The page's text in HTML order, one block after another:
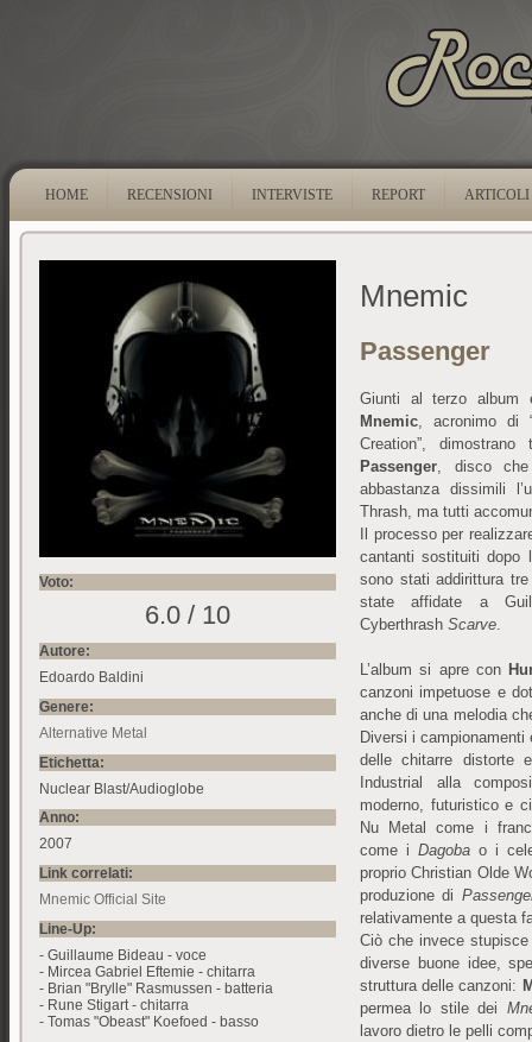
HOME RECENSIONI INTERVISTE REPORT ARTICOLI
Voto:
6.0 / 10
Autore:
Edoardo Baldini
Genere:
Alternative Metal
Etichetta:
Nuclear Blast/Audioglobe
Anno:
2007
Link correlati:
Mnemic Official Site
Line-Up:
- Guillaume Bideau - voce
- Mircea Gabriel Eftemie - chitarra
- Brian "Brylle" Rasmussen - batteria
- Rune Stigart - chitarra
- Tomas "Obeast" Koefoed - basso
Mnemic
Passenger
Giunti al terzo album
Mnemic, acronimo di
Creation”,
Passenger, disco che
abbastanza dissimili
Thrash, ma tutti
Il processo per
cantanti sostituiti dopo
sono stati addirittura
state affidate a
Cyberthrash Scarve.
L’album si apre con
canzoni impetuose e
anche di una melodia
Diversi i
delle chitarre distorte
Industrial alla
moderno, futuristico e
Nu Metal come i
come i Dagobao i
proprio Christian Olde
produzione di
relativamente a questa
Ciò che invece
diverse buone idee,
struttura delle canzoni:
permea lo stile dei
lavoro dietro le pelli